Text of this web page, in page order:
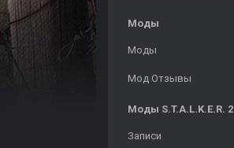
Моды
Моды
Мод Отзывы
Моды S.T.A.L.K.E.R. 2
Записи